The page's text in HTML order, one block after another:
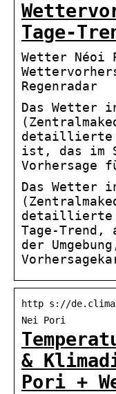
Tage-
Wetter Néoi
Regenradar
Das Wetter
detaillierte
ist, das im
Vorhersage
Das Wetter
detaillierte
Tage-Trend,
der
http s://
Nei Pori
&
Pori +